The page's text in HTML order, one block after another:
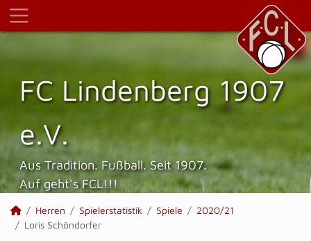
FC Lindenberg 1907
e.V.
Aus Tradition. Fußball. Seit 1907.
Auf geht's FCL!!!
Herren Spielerstatistik Spiele
2020/21
Loris Schöndorfer